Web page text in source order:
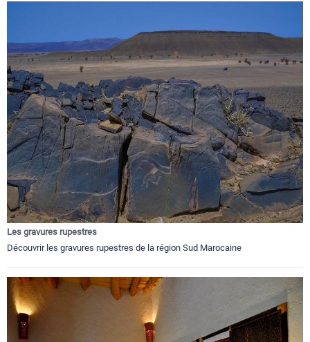
Les gravures rupestres
Découvrir les gravures rupestres de la région Sud Marocaine